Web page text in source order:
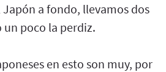
Japón a fondo, llevamos dos
un poco la perdiz.
en esto son muy, por